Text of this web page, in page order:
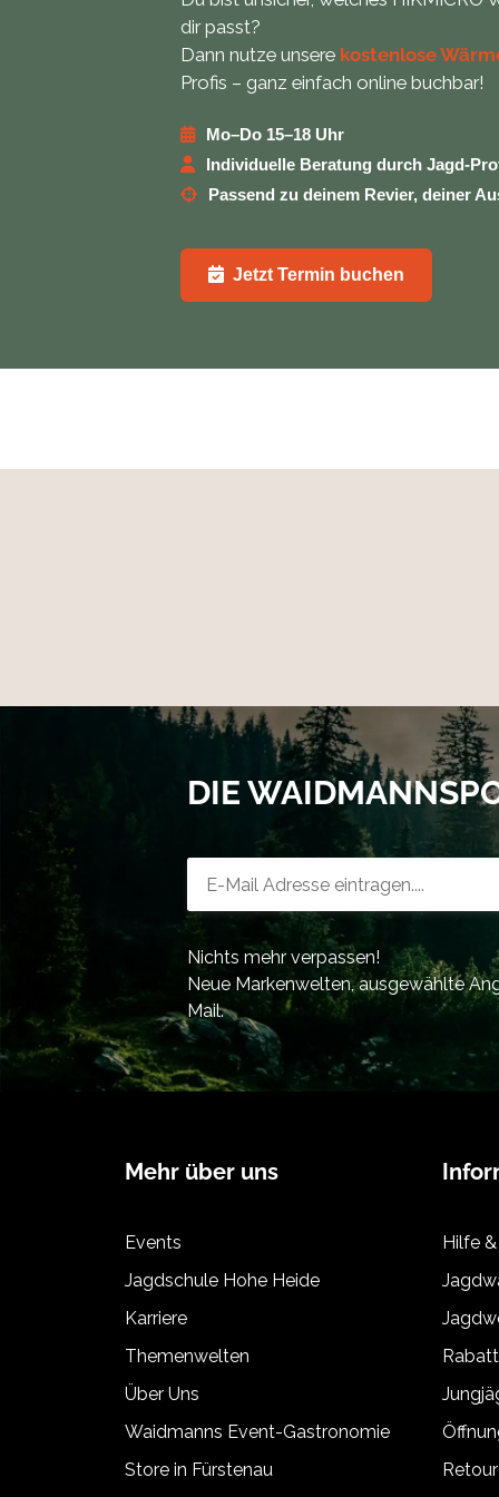
Ansprechdistanz: 290 m
Gewicht: 463 g (inkl. Akku)
Größe: 137 x 86 mm
Speicher: 64 GB intern
Startzeit: 3 Sekunden
Betriebsdauer: bis zu 10 h (mit zwei Akkus)
dir passt?
Dann nutze unsere kostenlose
Profis – ganz einfach online buchbar!
Mo–Do 15–18 Uhr
Individuelle Beratung durch Jagd-
Passend zu deinem Revier, deiner
Jetzt Termin buchen
DIE
Nichts mehr verpassen!
Neue Markenwelten, ausgewählte
Mail.
Mehr über uns
Events
Jagdschule Hohe Heide
Karriere
Themenwelten
Über Uns
Waidmanns Event-Gastronomie
Store in Fürstenau
Hilfe